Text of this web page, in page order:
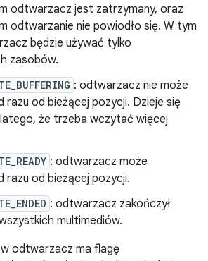
odtwarzacz jest zatrzymany, oraz
odtwarzanie nie powiodło się. W tym
będzie używać tylko
zasobów.
: odtwarzacz nie może
od bieżącej pozycji. Dzieje się
że trzeba wczytać więcej
: odtwarzacz może
od bieżącej pozycji.
: odtwarzacz zakończył
multimediów.
odtwarzacz ma flagę